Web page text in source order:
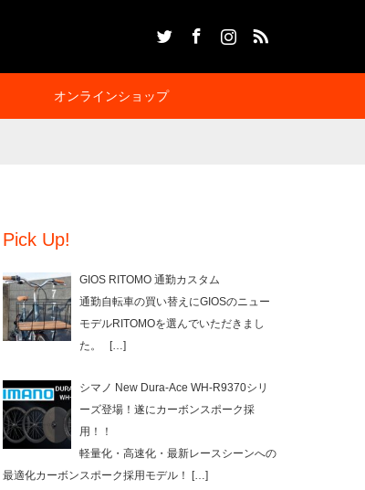
オンラインショップ
Pick Up!
GIOS RITOMO 通勤カスタム
通勤自転車の買い替えにGIOSのニュー
モデルRITOMOを選んでいただきまし
た。
[…]
シマノ New Dura-Ace WH-R9370シリ
ーズ登場！遂にカーボンスポーク採
用！！
軽量化・高速化・最新レースシーンへの
最適化カーボンスポーク採用モデル！
[…]